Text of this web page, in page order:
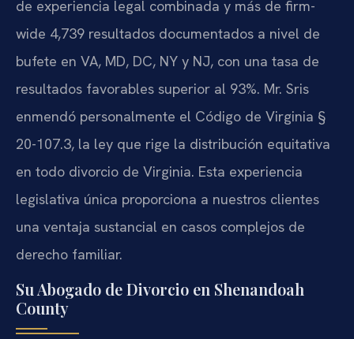
de experiencia legal combinada y más de firm-
wide 4,739 resultados documentados a nivel de
bufete en VA, MD, DC, NY y NJ, con una tasa de
resultados favorables superior al 93%. Mr. Sris
enmendó personalmente el Código de Virginia §
20-107.3, la ley que rige la distribución equitativa
en todo divorcio de Virginia. Esta experiencia
legislativa única proporciona a nuestros clientes
una ventaja sustancial en casos complejos de
derecho familiar.
Su Abogado de Divorcio en Shenandoah
County